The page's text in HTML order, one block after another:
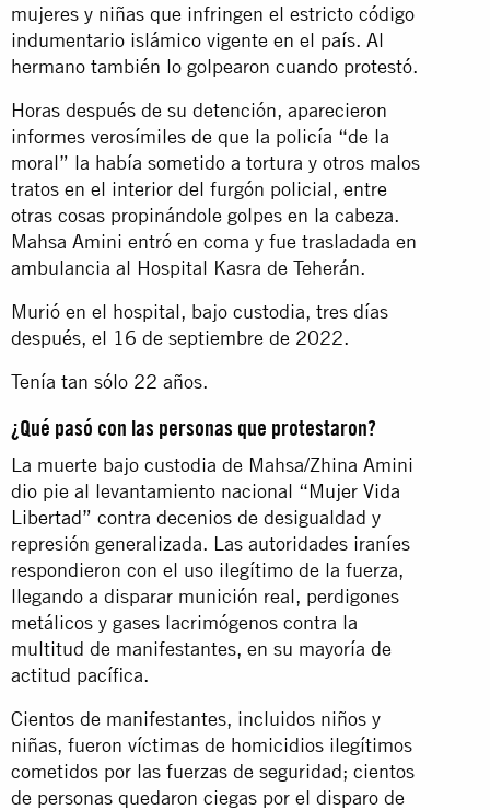
mujeres y niñas que infringen el estricto código
indumentario islámico vigente en el país. Al
hermano también lo golpearon cuando protestó.
Horas después de su detención, aparecieron
informes verosímiles de que la policía “de la
moral” la había sometido a tortura y otros malos
tratos en el interior del furgón policial, entre
otras cosas propinándole golpes en la cabeza.
Mahsa Amini entró en coma y fue trasladada en
ambulancia al Hospital Kasra de Teherán.
Murió en el hospital, bajo custodia, tres días
después, el 16 de septiembre de 2022.
Tenía tan sólo 22 años.
¿Qué pasó con las personas que protestaron?
La muerte bajo custodia de Mahsa/Zhina Amini
dio pie al levantamiento nacional “Mujer Vida
Libertad” contra decenios de desigualdad y
represión generalizada. Las autoridades iraníes
respondieron con el uso ilegítimo de la fuerza,
llegando a disparar munición real, perdigones
metálicos y gases lacrimógenos contra la
multitud de manifestantes, en su mayoría de
actitud pacífica.
Cientos de manifestantes, incluidos niños y
niñas, fueron víctimas de homicidios ilegítimos
cometidos por las fuerzas de seguridad; cientos
de personas quedaron ciegas por el disparo de